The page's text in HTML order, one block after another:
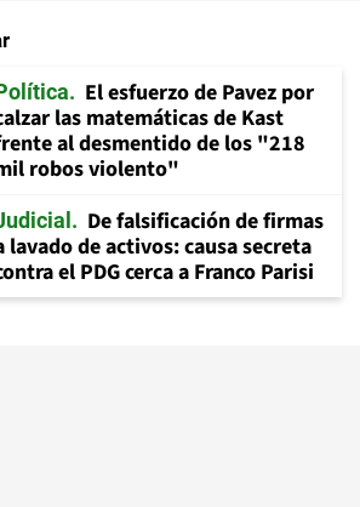
El esfuerzo de Pavez por
las matemáticas de Kast
al desmentido de los "218
robos violento"
De falsificación de firmas
lavado de activos: causa secreta
el PDG cerca a Franco Parisi